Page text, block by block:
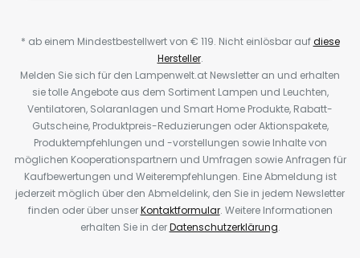
* ab einem Mindestbestellwert von € 119. Nicht einlösbar aufdiese
Hersteller.
Melden Sie sich für den Lampenwelt.at Newsletter an und erhalten
sie tolle Angebote aus dem Sortiment Lampen und Leuchten,
Ventilatoren, Solaranlagen und Smart Home Produkte, Rabatt-
Gutscheine, Produktpreis-Reduzierungen oder Aktionspakete,
Produktempfehlungen und -vorstellungen sowie Inhalte von
möglichen Kooperationspartnern und Umfragen sowie Anfragen für
Kaufbewertungen und Weiterempfehlungen. Eine Abmeldung ist
jederzeit möglich über den Abmeldelink, den Sie in jedem Newsletter
finden oder über unserKontaktformular. Weitere Informationen
erhalten Sie in derDatenschutzerklärung.